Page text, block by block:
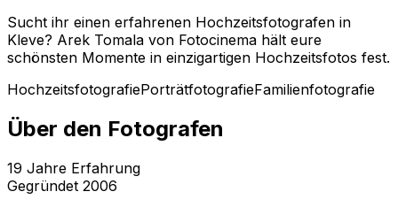
Sucht ihr einen erfahrenen Hochzeitsfotografen in
Kleve? Arek Tomala von Fotocinema hält eure
schönsten Momente in einzigartigen Hochzeitsfotos fest.
HochzeitsfotografiePorträtfotografieFamilienfotografie
Über den Fotografen
19 Jahre Erfahrung
Gegründet 2006